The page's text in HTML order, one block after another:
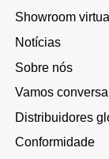
Showroom virtual
Notícias
Sobre nós
Vamos
Distribuidores
Conformidade